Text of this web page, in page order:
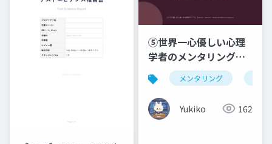
⑤世界一心優しい心理
学者のメンタリング・
フレーズ集ビジネス編
× 恋人編 × 浄土真宗の
こころ _ Business ・
Romance ・ Words of
メンタリング
Yukiko 162